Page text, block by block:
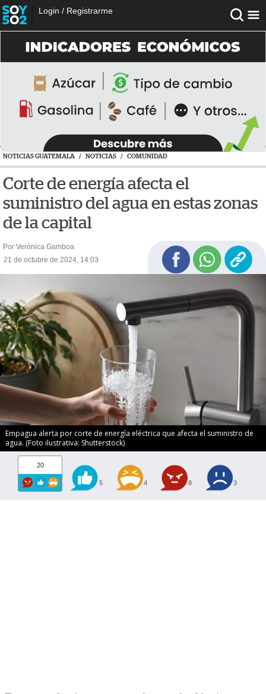
Login / Registrarme
NOTICIAS GUATEMALA / NOTICIAS / COMUNIDAD
Corte de energía afecta el
suministro del agua en estas zonas
de la capital
Por Verónica Gamboa
21 de octubre de 2024, 14:03
Empagua alerta por corte de energía eléctrica que afecta el suministro de
agua. (Foto ilustrativa: Shutterstock)
20
5 4 8 3